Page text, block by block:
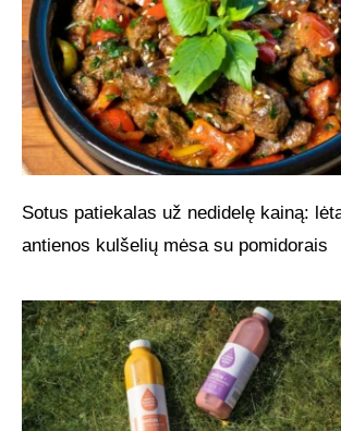
Sotus patiekalas už nedidelę kainą:
antienos kulšelių mėsa su pomidorais